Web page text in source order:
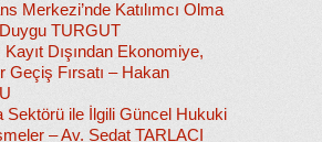
Merkezi’nde Katılımcı Olma
TURGUT
Kayıt Dışından Ekonomiye,
Geçiş Fırsatı – Hakan
Sektörü ile İlgili Güncel Hukuki
– Av. Sedat TARLACI